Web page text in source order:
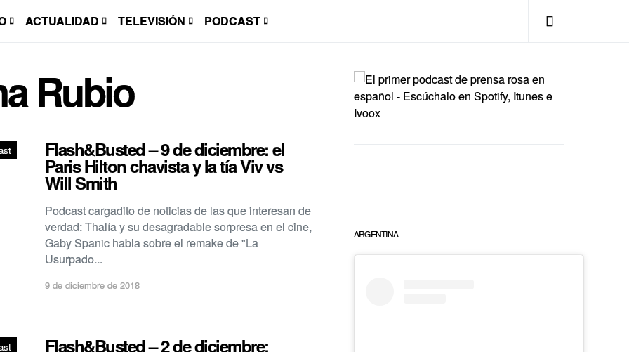
ACTUALIDAD TELEVISIÓN PODCAST
Rubio
Flash&Busted – 9 de diciembre: el
Paris Hilton chavista y la tía Viv vs
Will Smith
Podcast cargadito de noticias de las que interesan de
verdad: Thalía y su desagradable sorpresa en el cine,
Gaby Spanic habla sobre el remake de "La
Usurpado...
9 de diciembre de 2018
Flash&Busted – 2 de diciembre:
ARGENTINA